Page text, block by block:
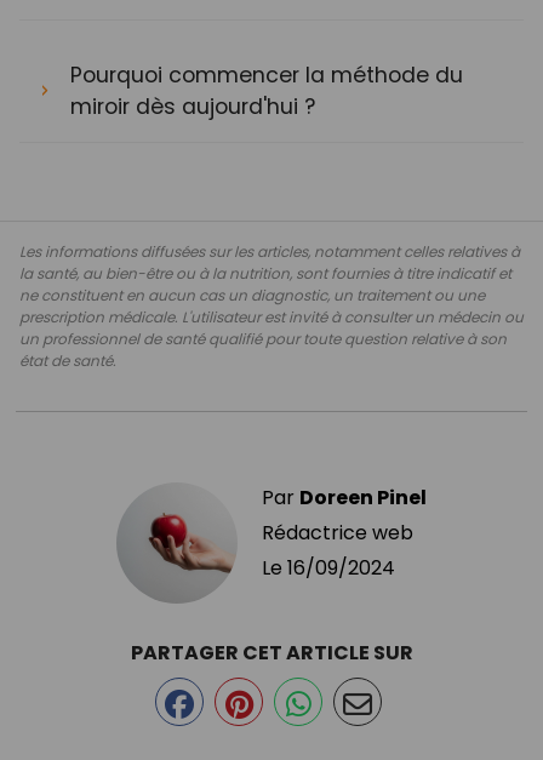
Pourquoi commencer la méthode du
miroir dès aujourd'hui ?
Les informations diffusées sur les articles, notamment celles relatives à
la santé, au bien-être ou à la nutrition, sont fournies à titre indicatif et
ne constituent en aucun cas un diagnostic, un traitement ou une
prescription médicale. L'utilisateur est invité à consulter un médecin ou
un professionnel de santé qualifié pour toute question relative à son
état de santé.
Par Doreen Pinel
Rédactrice web
Le 16/09/2024
PARTAGER CET ARTICLE SUR